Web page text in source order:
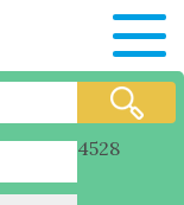
4528